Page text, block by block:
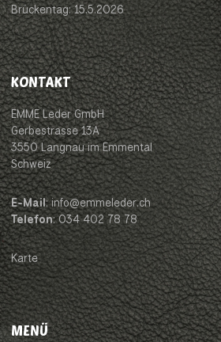
Brückentag: 15.5.2026
KONTAKT
EMME Leder GmbH
Gerbestrasse 13A
3550 Langnau im Emmental
Schweiz
E-Mail: info@emmeleder.ch
Telefon: 034 402 78 78
Karte
MENÜ